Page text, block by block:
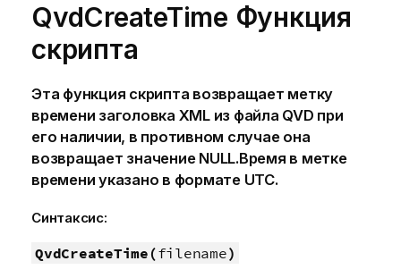
QvdCreateTime Функция
скрипта
Эта функция скрипта возвращает метку
времени заголовка XMLиз файла QVD при
его наличии, в противном случае она
возвращает значение NULL.Время в метке
времени указано в формате UTC.
Синтаксис:
QvdCreateTime(filename)